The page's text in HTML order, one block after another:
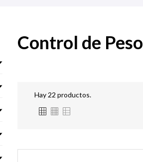
Control de Peso
Hay 22 productos.